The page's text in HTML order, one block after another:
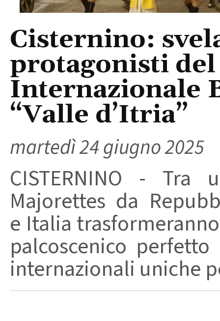
Cisternino:
protagonisti
Internazionale
“Valle d’Itria”
martedì 24 giugno 2025
CISTERNINO -
Majorettes da
e Italia
palcoscenico
internazionali uniche